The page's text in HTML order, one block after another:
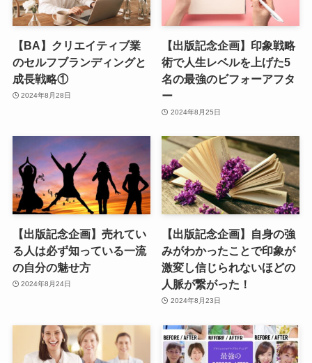
【BA】クリエイティブ業
のセルフブランディングと
成長戦略①
2024年8月28日
【出版記念企画】印象戦略
術で人生レベルを上げた5
名の最強のビフォーアフタ
ー
2024年8月25日
【出版記念企画】売れてい
る人は必ず知っている一流
の自分の魅せ方
2024年8月24日
【出版記念企画】自身の強
みがわかったことで印象が
激変し信じられないほどの
人脈が繋がった！
2024年8月23日